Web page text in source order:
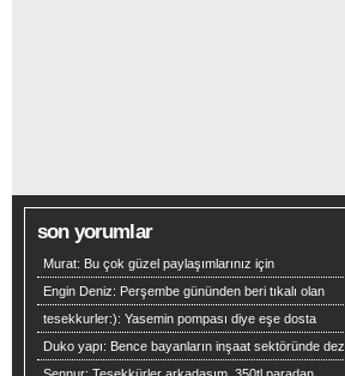
son yorumlar
Murat: Bu çok güzel paylaşımlarınız için
Engin Deniz: Perşembe gününden beri tıkalı olan
tesekkurler:): Yasemin pompası diye eşe dosta
Duko yapı: Bence bayanların inşaat sektöründe dez